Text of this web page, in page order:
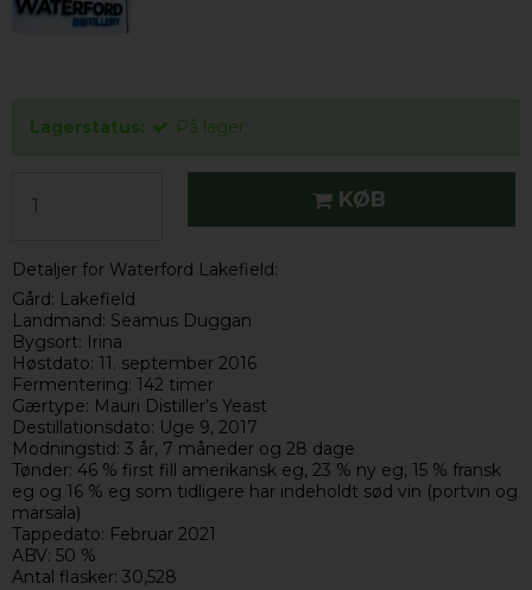
Lagerstatus: På lager
KØB
Detaljer for Waterford Lakefield:
Gård: Lakefield
Landmand: Seamus Duggan
Bygsort: Irina
Høstdato: 11. september 2016
Fermentering: 142 timer
Gærtype: Mauri Distiller’s Yeast
Destillationsdato: Uge 9, 2017
Modningstid: 3 år, 7 måneder og 28 dage
Tønder: 46 % first fill amerikansk eg, 23 % ny eg, 15 % fransk
eg og 16 % eg som tidligere har indeholdt sød vin (portvin og
marsala)
Tappedato: Februar 2021
ABV: 50 %
Antal flasker: 30,528